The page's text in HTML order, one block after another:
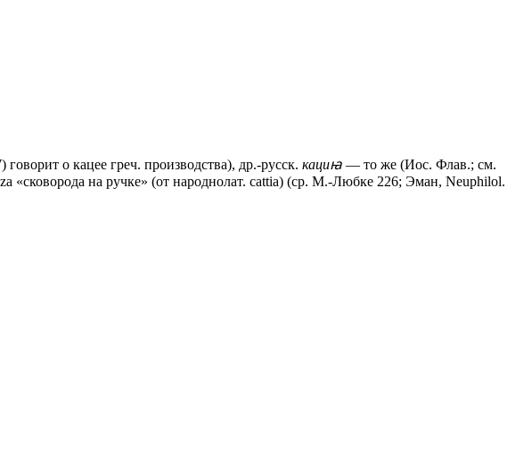
о кацее греч. производства), др.-русск. кациꙗ — то же (Иос. Флав.; см.
«сковорода на ручке» (от народнолат. саttiа) (ср. М.-Любке 226; Эман, Neuphilol.